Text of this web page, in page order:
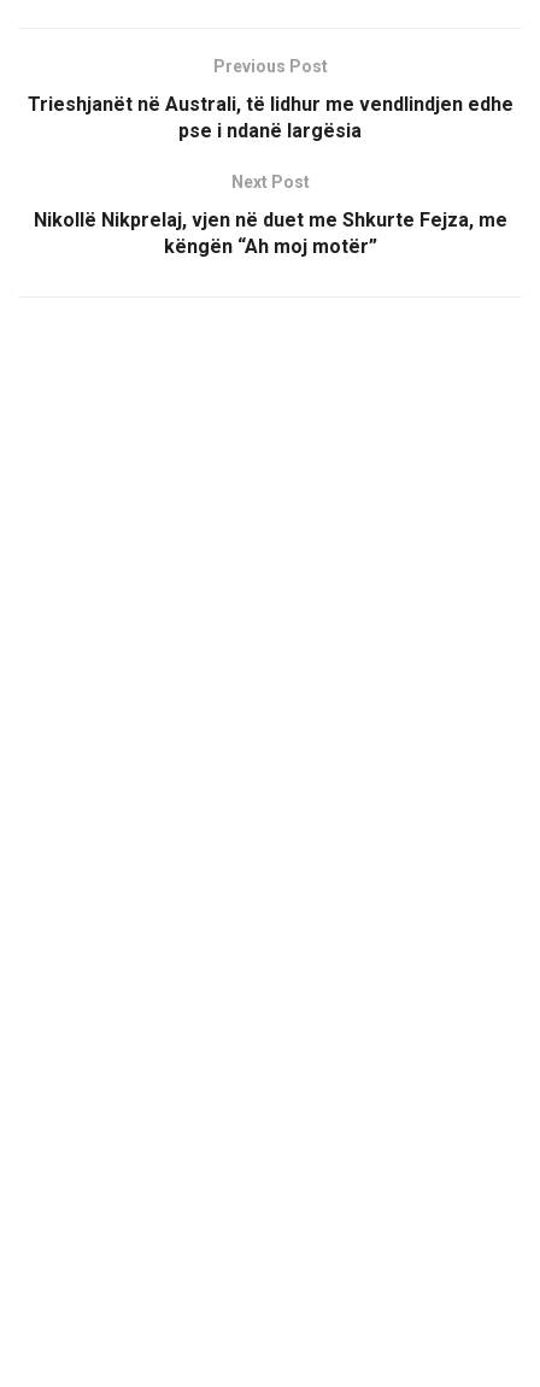
Previous Post
Trieshjanët në Australi, të lidhur me vendlindjen edhe
pse i ndanë largësia
Next Post
Nikollë Nikprelaj, vjen në duet me Shkurte Fejza, me
këngën “Ah moj motër”